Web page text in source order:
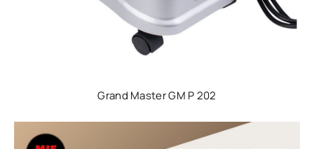
Grand Master GM P 202